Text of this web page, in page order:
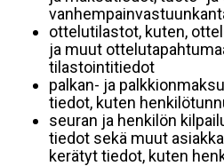
ottelutilastot, kuten,
ja muut
tilastointitiedot
palkan- ja
tiedot, kuten
seuran ja henkilön
tiedot sekä muut
kerätyt tiedot, kuten